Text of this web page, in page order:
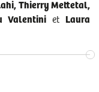
Thierry Mettetal,
Valentiniet
Laura